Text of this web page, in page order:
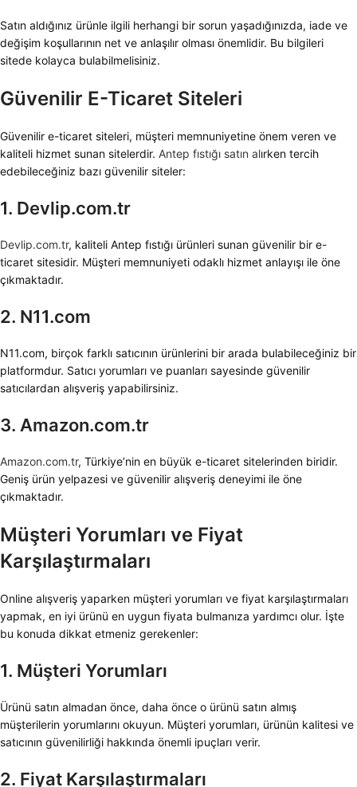
Satın aldığınız ürünle ilgili herhangi bir sorun yaşadığınızda, iade ve
değişim koşullarının net ve anlaşılır olması önemlidir. Bu bilgileri
sitede kolayca bulabilmelisiniz.
Güvenilir E-Ticaret Siteleri
Güvenilir e-ticaret siteleri, müşteri memnuniyetine önem veren ve
kaliteli hizmet sunan sitelerdir. Antep fıstığı satın alırken tercih
edebileceğiniz bazı güvenilir siteler:
1. Devlip.com.tr
Devlip.com.tr, kaliteli Antep fıstığı ürünleri sunan güvenilir bir e-
ticaret sitesidir. Müşteri memnuniyeti odaklı hizmet anlayışı ile öne
çıkmaktadır.
2. N11.com
N11.com, birçok farklı satıcının ürünlerini bir arada bulabileceğiniz bir
platformdur. Satıcı yorumları ve puanları sayesinde güvenilir
satıcılardan alışveriş yapabilirsiniz.
3. Amazon.com.tr
Amazon.com.tr, Türkiye’nin en büyük e-ticaret sitelerinden biridir.
Geniş ürün yelpazesi ve güvenilir alışveriş deneyimi ile öne
çıkmaktadır.
Müşteri Yorumları ve Fiyat
Karşılaştırmaları
Online alışveriş yaparken müşteri yorumları ve fiyat karşılaştırmaları
yapmak, en iyi ürünü en uygun fiyata bulmanıza yardımcı olur. İşte
bu konuda dikkat etmeniz gerekenler:
1. Müşteri Yorumları
Ürünü satın almadan önce, daha önce o ürünü satın almış
müşterilerin yorumlarını okuyun. Müşteri yorumları, ürünün kalitesi ve
satıcının güvenilirliği hakkında önemli ipuçları verir.
2. Fiyat Karşılaştırmaları